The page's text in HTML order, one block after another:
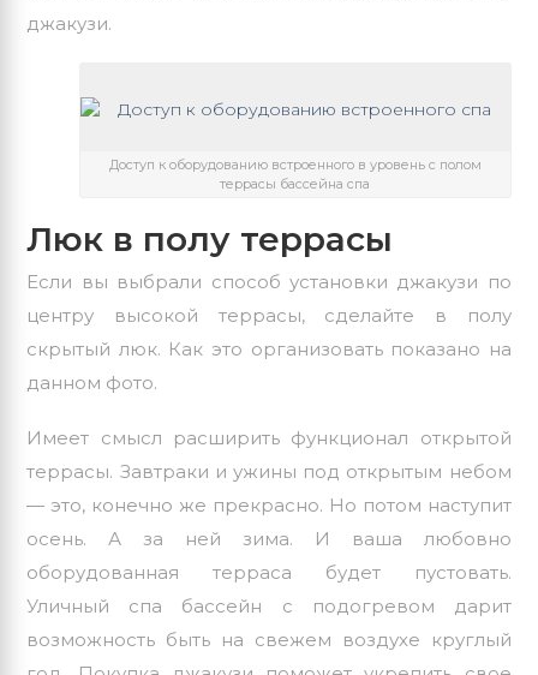
джакузи.
Доступ к оборудованию встроенного в уровень с полом
террасы бассейна спа
Люк в полу террасы
Если вы выбрали способ установки джакузи по
центру высокой террасы, сделайте в полу
скрытый люк. Как это организовать показано на
данном фото.
Имеет смысл расширить функционал открытой
террасы. Завтраки и ужины под открытым небом
— это, конечно же прекрасно. Но потом наступит
осень. А за ней зима. И ваша любовно
оборудованная терраса будет пустовать.
Уличный спа бассейн с подогревом дарит
возможность быть на свежем воздухе круглый